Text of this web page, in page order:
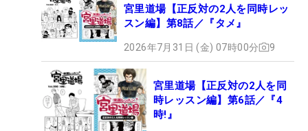
宮里道場【正反対の2人を同時レッ
スン編】第8話／『タメ』
2026年7月31日 (金) 07時00分 9
宮里道場【正反対の2人を同
時レッスン編】第6話／『4
時!』